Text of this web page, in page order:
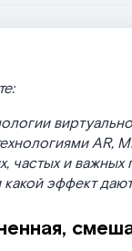
AR,
частых и важных
эффект